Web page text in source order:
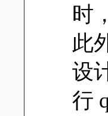
时
此
设
行